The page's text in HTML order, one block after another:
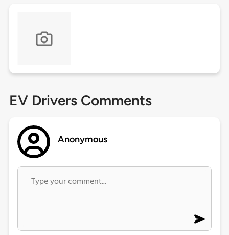
EV Drivers Comments
Anonymous